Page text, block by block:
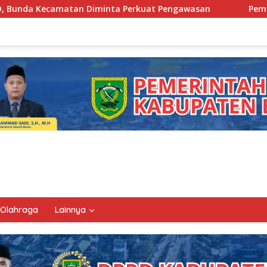
Pengawasan Pemkab Berau Siapkan
Olahraga Lainnya